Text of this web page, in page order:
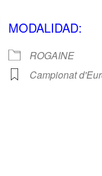
MODALIDAD:
ROGAINE
Campionat